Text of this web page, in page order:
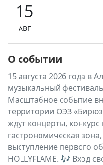
15
АВГ
О событии
15 августа 2026 года в
музыкальный
Масштабное событие
территории ОЭЗ
ждут концерты,
гастрономическая
выступление первого
HOLLYFLAME. 🎶 Вход